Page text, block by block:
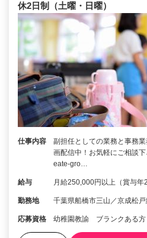
休2日制（土曜・日曜）
仕事内容
副担任としての業務と事務
画配信中！お気軽にご相談
eate-gro…
給与 月給250,000円以上（賞与年2
勤務地 千葉県船橋市三山／京成松
応募資格 幼稚園教諭 ブランクある方